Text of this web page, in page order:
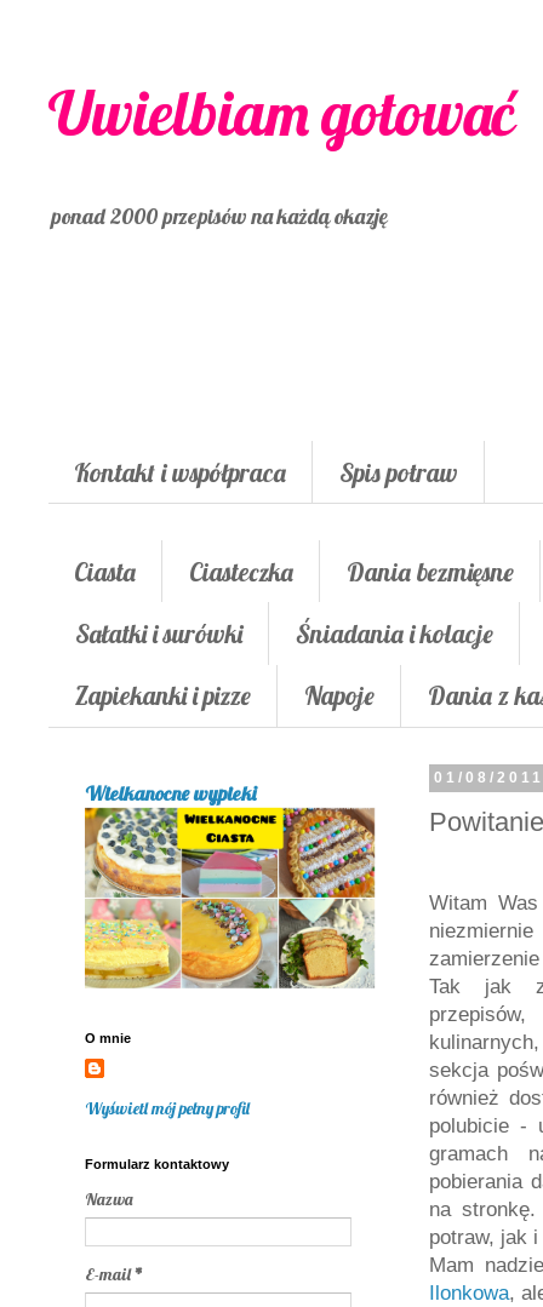
Uwielbiam gotować
ponad 2000 przepisów na każdą okazję
Kontakt i współpraca Spis potraw
Ciasta Ciasteczka
Dania bezmięsne
Sałatki i surówki
Śniadania i kolacje
Zapiekanki i pizze
Napoje Dania z
01/08/
Witam
Tak jak
sekcja
również
polubicie -
gramach
pobierania
na stronkę.
potraw, jak
Mam
Ilonkowa,
Wielkanocne wypieki
O mnie
Wyświetl mój pełny profil
Formularz kontaktowy
Nazwa
E-mail*